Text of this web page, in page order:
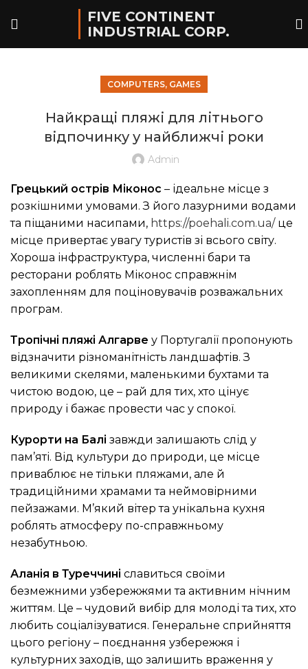
FIVE CONTINENT
INDUSTRIAL CORP.
COMPUTERS, GAMES
Найкращі пляжі для літнього
відпочинку у найближчі роки
Admin
Грецький острів Міконос – ідеальне місце з
розкішними умовами. З його лазурними водами
та піщаними насипами, https://poehali.com.ua/це
місце привертає увагу туристів зі всього світу.
Хороша інфраструктура, численні бари та
ресторани роблять Міконос справжнім
захопленням для поціновувачів розважальних
програм.
Тропічні пляжі Алгарве у Португалії пропонують
відзначити різноманітність ландшафтів. З
великими скелями, маленькими бухтами та
чистою водою, це – рай для тих, хто цінує
природу і бажає провести час у спокої.
Курорти на Балі завжди залишають слід у
пам’яті. Від культури до природи, це місце
приваблює не тільки пляжами, але й
традиційними храмами та неймовірними
пейзажами. М’який вітер та унікальна кухня
роблять атмосферу по-справжньому
незабутньою.
Аланія в Туреччині славиться своїми
безмежними узбережжями та активним нічним
життям. Це – чудовий вибір для молоді та тих, хто
любить соціалізуватися. Генеральне сприйняття
цього регіону – поєднання узбережжя і
культурних заходів, що залишить враження у